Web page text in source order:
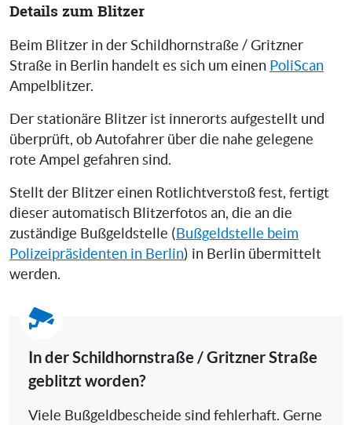
Details zum Blitzer
Beim Blitzer in der Schildhornstraße / Gritzner
Straße in Berlin handelt es sich um einen PoliScan
Ampelblitzer.
Der stationäre Blitzer ist innerorts aufgestellt und
überprüft, ob Autofahrer über die nahe gelegene
rote Ampel gefahren sind.
Stellt der Blitzer einen Rotlichtverstoß fest, fertigt
dieser automatisch Blitzerfotos an, die an die
zuständige Bußgeldstelle ( Bußgeldstelle beim
Polizeipräsidenten in Berlin) in Berlin übermittelt
werden.
In der Schildhornstraße / Gritzner Straße
geblitzt worden?
Viele Bußgeldbescheide sind fehlerhaft. Gerne